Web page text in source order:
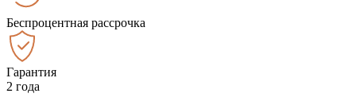
Беспроцентная рассрочка
Гарантия
2 года